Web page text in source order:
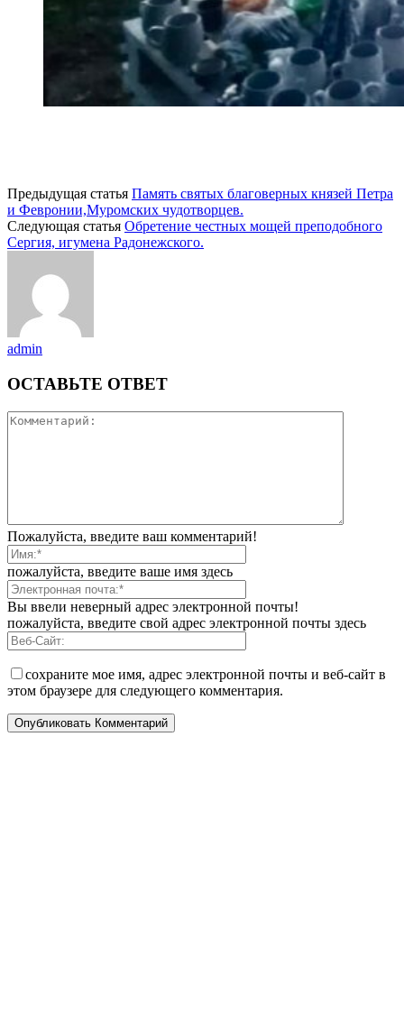
Предыдущая статья Память святых благоверных князей Петра
и Февронии,Муромских чудотворцев.
Следующая статья Обретение честных мощей преподобного
Сергия, игумена Радонежского.
admin
ОСТАВЬТЕ ОТВЕТ
Пожалуйста, введите ваш комментарий!
пожалуйста, введите ваше имя здесь
Вы ввели неверный адрес электронной почты!
пожалуйста, введите свой адрес электронной почты здесь
сохраните мое имя, адрес электронной почты и веб-сайт в
этом браузере для следующего комментария.